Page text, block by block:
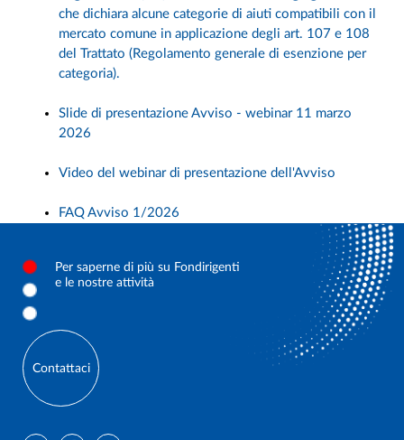
che dichiara alcune categorie di aiuti compatibili con il
mercato comune in applicazione degli art. 107 e 108
del Trattato (Regolamento generale di esenzione per
categoria).
Slide di presentazione Avviso - webinar 11 marzo
2026
Video del webinar di presentazione dell'Avviso
FAQ Avviso 1/2026
Per saperne di più su Fondirigenti
e le nostre attività
Contattaci